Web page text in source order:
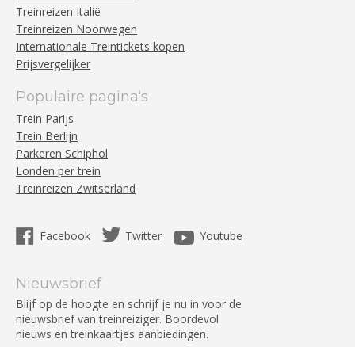
Treinreizen Italië
Treinreizen Noorwegen
Internationale Treintickets kopen
Prijsvergelijker
Populaire pagina‘s
Trein Parijs
Trein Berlijn
Parkeren Schiphol
Londen per trein
Treinreizen Zwitserland
Facebook Twitter Youtube
Nieuwsbrief
Blijf op de hoogte en schrijf je nu in voor de
nieuwsbrief van treinreiziger. Boordevol
nieuws en treinkaartjes aanbiedingen.